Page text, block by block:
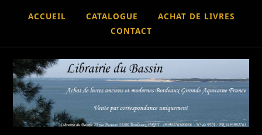
ACCUEIL CATALOGUE
ACHAT DE LIVRES
CONTACT